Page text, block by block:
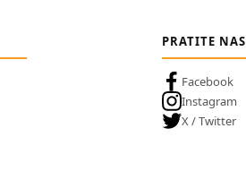
PRATITE NAS
Facebook
Instagram
X / Twitter